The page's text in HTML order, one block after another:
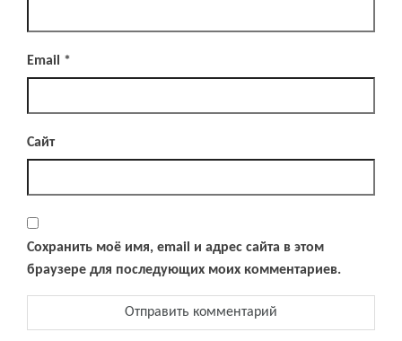
Email *
Сайт
Сохранить моё имя, email и адрес сайта в этом
браузере для последующих моих комментариев.